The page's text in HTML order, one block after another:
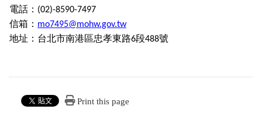
電話： (02)-8590-7497
信箱： mo7495@mohw.gov.tw
地址：台北市南港區忠孝東路6段488號
Print this page